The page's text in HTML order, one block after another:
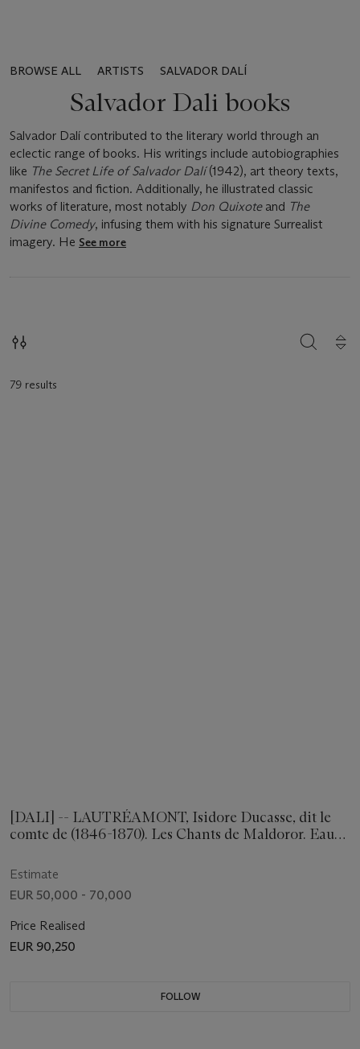
BROWSE ALL ARTISTS SALVADOR DALÍ
Salvador Dali books
Salvador Dalí contributed to the literary world through an
eclectic range of books. His writings include autobiographies
like The Secret Life of Salvador Dalí(1942), art theory texts,
manifestos and fiction. Additionally, he illustrated classic
works of literature, most notably Don Quixoteand The
Divine Comedy, infusing them with his signature Surrealist
imagery. He See more
79 results
SEARCH
[DALI] -- LAUTRÉAMONT, Isidore Ducasse, dit le
comte de (1846-1870). Les Chants de Maldoror. Eaux-
Europa Anstalt, 1975.
Estimate
EUR 50,000 - 70,000
Price Realised
EUR 90,250
FOLLOW